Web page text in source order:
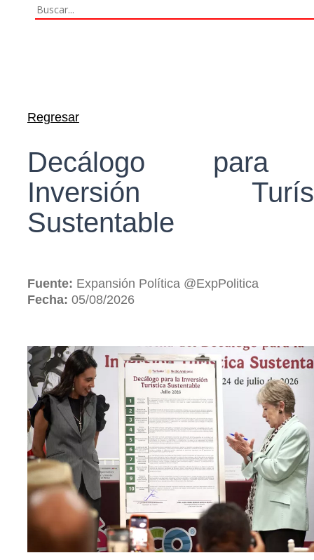
Regresar
Decálogo
Inversión
Sustentable
Fuente: Expansión Política @ExpPolitica
Fecha: 05/08/2026